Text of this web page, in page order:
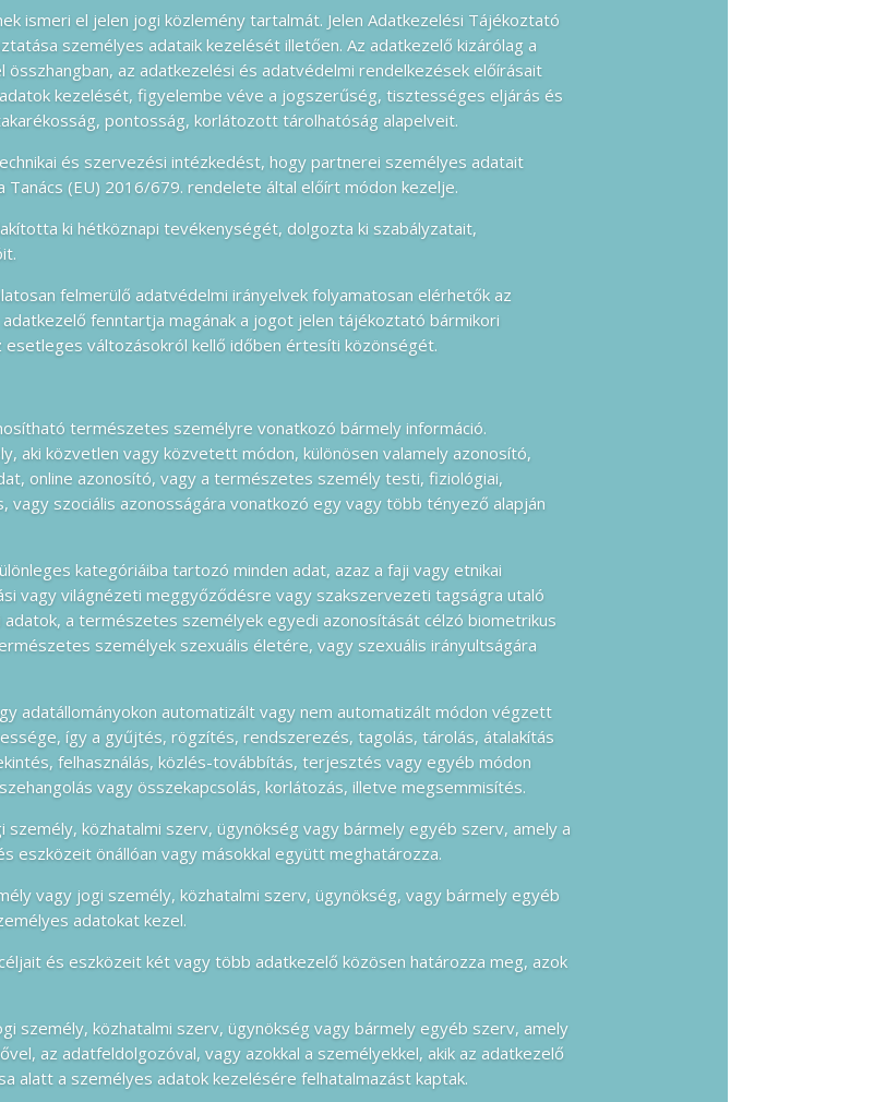
ismeri el jelen jogi közlemény tartalmát. Jelen Adatkezelési Tájékoztató
személyes adataik kezelését illetően. Az adatkezelő kizárólag a
az adatkezelési és adatvédelmi rendelkezések előírásait
kezelését, figyelembe véve a jogszerűség, tisztességes eljárás és
pontosság, korlátozott tárolhatóság alapelveit.
és szervezési intézkedést, hogy partnerei személyes adatait
Tanács (EU) 2016/679. rendelete által előírt módon kezelje.
ki hétköznapi tevékenységét, dolgozta ki szabályzatait,
felmerülő adatvédelmi irányelvek folyamatosan elérhetők az
fenntartja magának a jogot jelen tájékoztató bármikori
változásokról kellő időben értesíti közönségét.
természetes személyre vonatkozó bármely információ.
aki közvetlen vagy közvetett módon, különösen valamely azonosító,
online azonosító, vagy a természetes személy testi, fiziológiai,
vagy szociális azonosságára vonatkozó egy vagy több tényező alapján
kategóriáiba tartozó minden adat, azaz a faji vagy etnikai
vagy világnézeti meggyőződésre vagy szakszervezeti tagságra utaló
a természetes személyek egyedi azonosítását célzó biometrikus
személyek szexuális életére, vagy szexuális irányultságára
adatállományokon automatizált vagy nem automatizált módon végzett
így a gyűjtés, rögzítés, rendszerezés, tagolás, tárolás, átalakítás
felhasználás, közlés-továbbítás, terjesztés vagy egyéb módon
vagy összekapcsolás, korlátozás, illetve megsemmisítés.
közhatalmi szerv, ügynökség vagy bármely egyéb szerv, amely a
eszközeit önállóan vagy másokkal együtt meghatározza.
vagy jogi személy, közhatalmi szerv, ügynökség, vagy bármely egyéb
adatokat kezel.
és eszközeit két vagy több adatkezelő közösen határozza meg, azok
személy, közhatalmi szerv, ügynökség vagy bármely egyéb szerv, amely
az adatfeldolgozóval, vagy azokkal a személyekkel, akik az adatkezelő
alatt a személyes adatok kezelésére felhatalmazást kaptak.